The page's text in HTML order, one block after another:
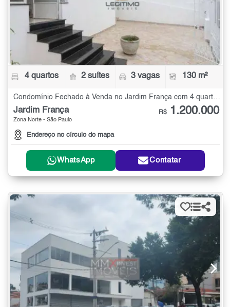
4 quartos 2 suítes 3 vagas 130 m²
Jardim França
Zona Norte - São Paulo
Endereço no círculo do mapa
R$ 1.200.000
WhatsApp Contatar